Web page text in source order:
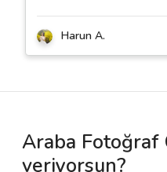
Harun A.
Araba Fotoğraf
veriyorsun?